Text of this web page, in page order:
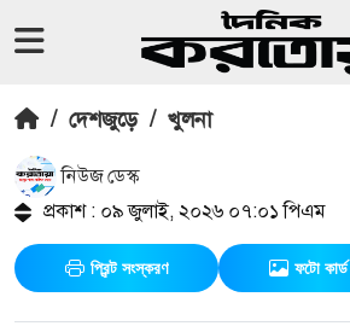
/ দেশজুড়ে / খুলনা
নিউজ ডেস্ক
প্রকাশ : ০৯ জুলাই, ২০২৬ ০৭:০১ পিএম
প্রিন্ট সংস্করণ ফটো কার্ড